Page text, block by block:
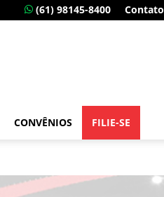
(61) 98145-8400 Contato
CONVÊNIOS FILIE-SE